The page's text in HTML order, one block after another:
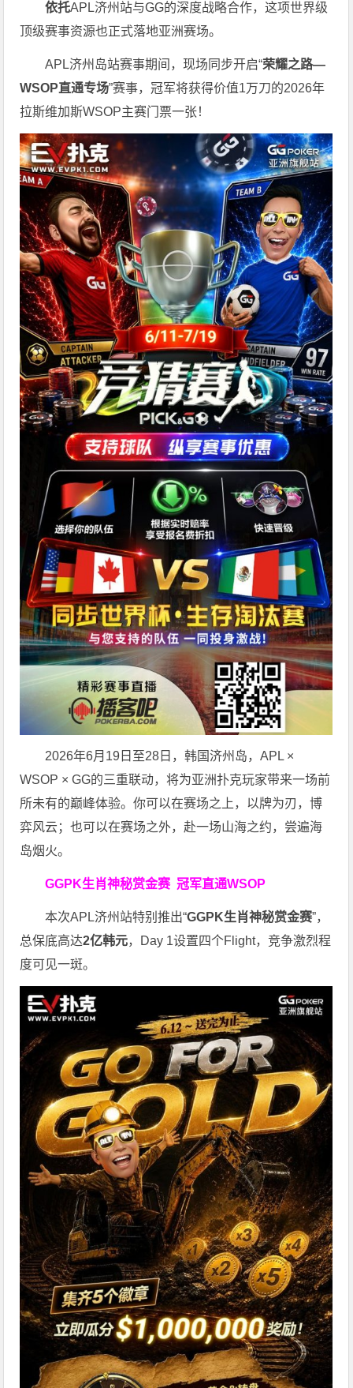
依托APL济州站与GG的深度战略合作，这项世界级
顶级赛事资源也正式落地亚洲赛场。
APL济州岛站赛事期间，现场同步开启“荣耀之路—
WSOP直通专场”赛事，冠军将获得价值1万刀的2026年
拉斯维加斯WSOP主赛门票一张！
2026年6月19日至28日，韩国济州岛，APL ×
WSOP × GG的三重联动，将为亚洲扑克玩家带来一场前
所未有的巅峰体验。你可以在赛场之上，以牌为刃，博
弈风云；也可以在赛场之外，赴一场山海之约，尝遍海
岛烟火。
GGPK生肖神秘赏金赛冠军直通WSOP
本次APL济州站特别推出“GGPK生肖神秘赏金赛”，
总保底高达2亿韩元，Day 1设置四个Flight，竞争激烈程
度可见一斑。